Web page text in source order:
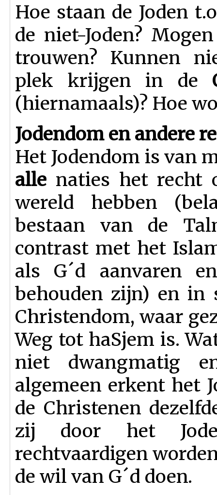
Hoe staan de Joden
de niet-Joden?
trouwen? Kunnen
plek krijgen in de
(hiernamaals)? Hoe
Jodendom en andere
Het Jodendom is van
alle naties het recht
wereld hebben
bestaan van de
contrast met het
als G´d aanvaren
behouden zijn) en in
Christendom, waar
Weg tot haSjem is.
niet dwangmatig
algemeen erkent het
de Christenen
zij door het
rechtvaardigen
de wil van G´d doen.